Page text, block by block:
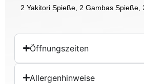
2 Yakitori Spieße, 2 Gambas Spieße,
Öffnungszeiten
Allergenhinweise